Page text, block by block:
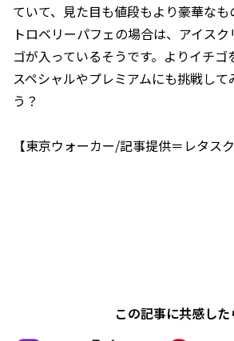
ていて、見た目も値段もより豪華な
トロベリーパフェの場合は、アイス
ゴが入っているそうです。よりイチゴ
スペシャルやプレミアムにも挑戦して
う？
【東京ウォーカー/記事提供＝レタスク
この記事に共感した